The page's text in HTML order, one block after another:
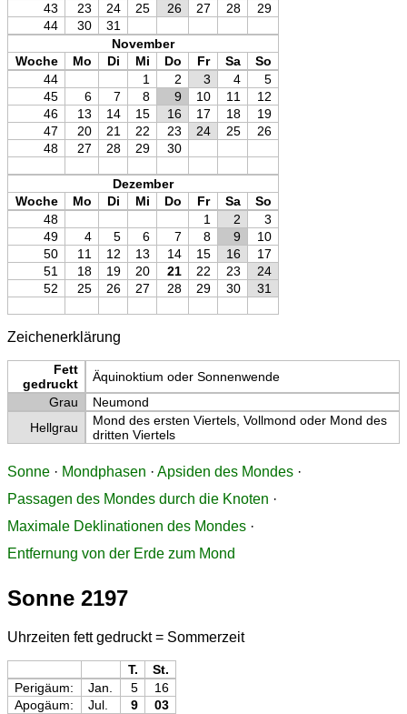
43
23 24 25 26 27 28
29
44
30
31
November
Woche
Mo Di Mi Do Fr Sa
So
44
1 2 3 4
5
45
6 7 8 9 10 11
12
46
13 14 15 16 17 18
19
47
20 21 22 23 24 25
26
48
27 28 29 30
Dezember
Woche
Mo Di Mi Do Fr Sa
So
48
1 2
3
49
4 5 6 7 8 9
10
50
11 12 13 14 15 16
17
51
18 19 20 21 22 23
24
52
25 26 27 28 29 30 31
Zeichenerklärung
Fett
gedruckt
Äquinoktium oder Sonnenwende
Grau
Neumond
Hellgrau
Mond des ersten Viertels, Vollmond oder Mond des
dritten Viertels
Sonne · Mondphasen · Apsiden des Mondes ·
Passagen des Mondes durch die Knoten ·
Maximale Deklinationen des Mondes ·
Entfernung von der Erde zum Mond
Sonne 2197
Uhrzeiten fett gedruckt = Sommerzeit
T.
St.
Perigäum:
Jan. 5
16
Apogäum:
Jul. 9 03